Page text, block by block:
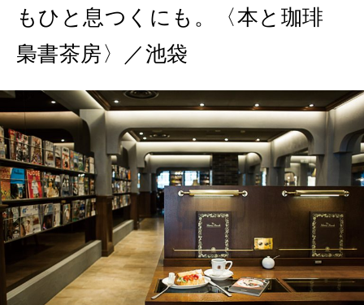
もひと息つくにも。〈本と珈琲
梟書茶房〉／池袋